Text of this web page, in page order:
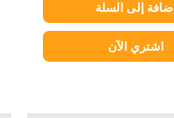
إضافة إلى السلة
اشتري الآن